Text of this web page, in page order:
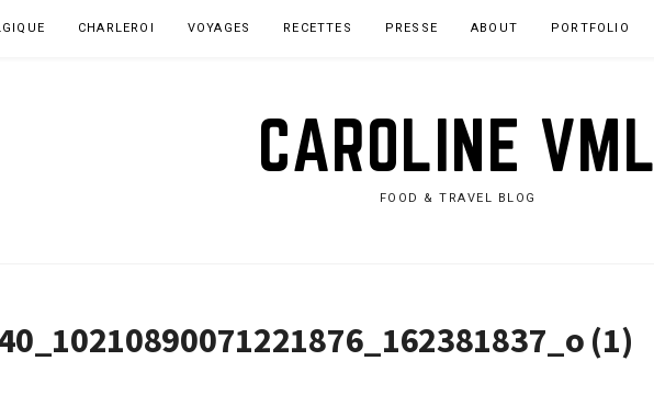
CHARLEROI VOYAGES RECETTES PRESSE ABOUT PORTFOLIO
CAROLINE VML
FOOD & TRAVEL BLOG
(1)